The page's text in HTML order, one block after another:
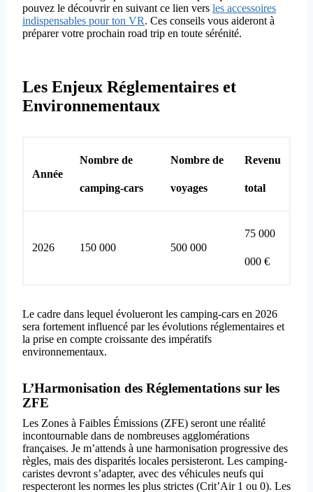
pouvez le découvrir en suivant ce lien vers les accessoires
indispensables pour ton VR. Ces conseils vous aideront à
préparer votre prochain road trip en toute sérénité.
Les Enjeux Réglementaires et
Environnementaux
Année
Nombre de
camping-cars
Nombre de
voyages
Revenu
total
2026 150 000 500 000
75 000
000 €
Le cadre dans lequel évolueront les camping-cars en 2026
sera fortement influencé par les évolutions réglementaires et
la prise en compte croissante des impératifs
environnementaux.
L’Harmonisation des Réglementations sur les
ZFE
Les Zones à Faibles Émissions (ZFE) seront une réalité
incontournable dans de nombreuses agglomérations
françaises. Je m’attends à une harmonisation progressive des
règles, mais des disparités locales persisteront. Les camping-
caristes devront s’adapter, avec des véhicules neufs qui
respecteront les normes les plus strictes (Crit’Air 1 ou 0). Les